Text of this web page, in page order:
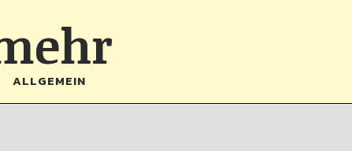
ALLGEMEIN